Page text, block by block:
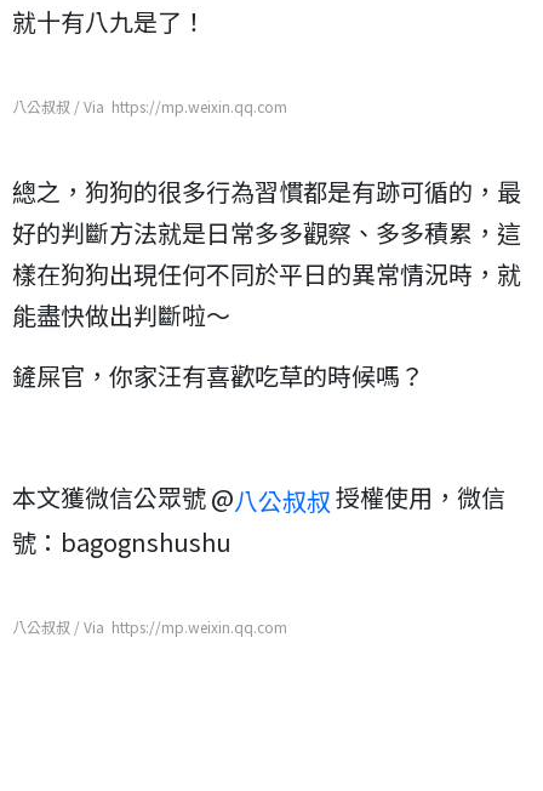
就十有八九是了！
八公叔叔 / Via https://mp.weixin.qq.com
總之，狗狗的很多行為習慣都是有跡可循的，最
好的判斷方法就是日常多多觀察、多多積累，這
樣在狗狗出現任何不同於平日的異常情況時，就
能盡快做出判斷啦～
鏟屎官，你家汪有喜歡吃草的時候嗎？
本文獲微信公眾號 @八公叔叔授權使用，微信
號：bagognshushu
八公叔叔 / Via https://mp.weixin.qq.com